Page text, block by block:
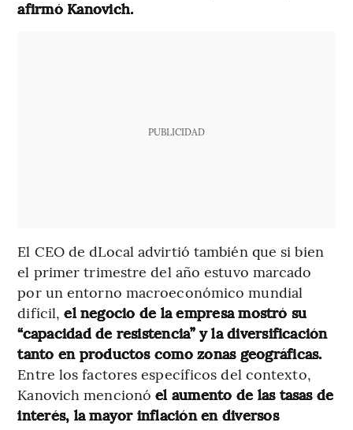
afirmó Kanovich.
PUBLICIDAD
El CEO de dLocal advirtió también que si bien
el primer trimestre del año estuvo marcado
por un entorno macroeconómico mundial
difícil,el negocio de la empresa mostró su
“capacidad de resistencia” y la diversificación
tanto en productos como zonas geográficas.
Entre los factores específicos del contexto,
Kanovich mencionóel aumento de las tasas de
interés, la mayor inflación en diversos